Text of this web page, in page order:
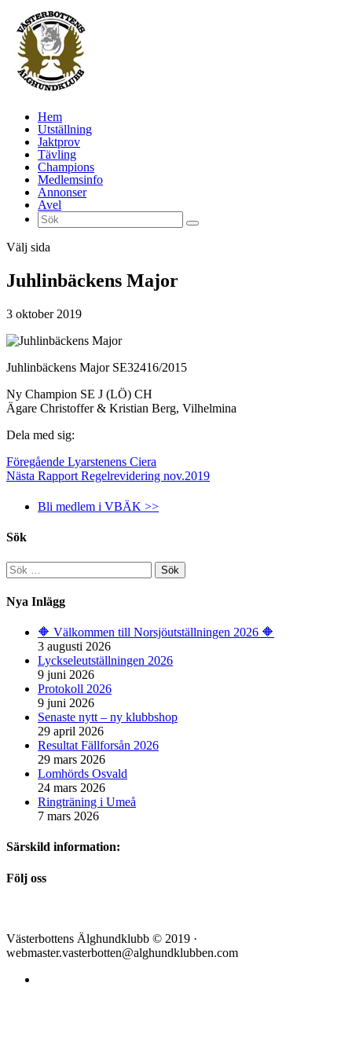
Hem
Utställning
Jaktprov
Tävling
Champions
Medlemsinfo
Annonser
Avel
Välj sida
Juhlinbäckens Major
3 oktober 2019
Juhlinbäckens Major SE32416/2015
Ny Champion SE J (LÖ) CH
Ägare Christoffer & Kristian Berg, Vilhelmina
Dela med sig:
Föregående Lyarstenens Ciera
Nästa Rapport Regelrevidering nov.2019
Bli medlem i VBÄK >>
Sök
Sök
efter:
Nya Inlägg
🔶️ Välkommen till Norsjöutställningen 2026 🔶️
3 augusti 2026
Lyckseleutställningen 2026
9 juni 2026
Protokoll 2026
9 juni 2026
Senaste nytt – ny klubbshop
29 april 2026
Resultat Fällforsån 2026
29 mars 2026
Lomhörds Osvald
24 mars 2026
Ringträning i Umeå
7 mars 2026
Särskild information:
Följ oss
Västerbottens Älghundklubb © 2019 ·
webmaster.vasterbotten@alghundklubben.com